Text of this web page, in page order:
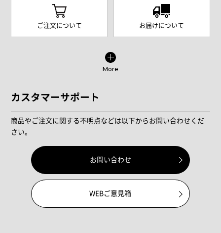
ご注文について お届けについて
More
カスタマーサポート
商品やご注文に関する不明点などは以下からお問い合わせくだ
さい。
お問い合わせ
WEBご意見箱